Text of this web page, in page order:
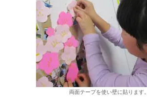
両面テープを使い壁に貼ります。